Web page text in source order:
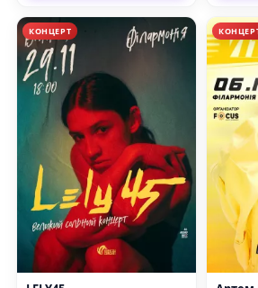
КОНЦЕРТ